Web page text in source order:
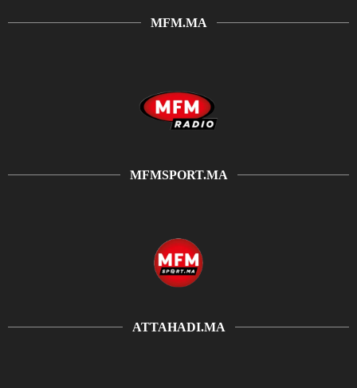
MFM.MA
MFMSPORT.MA
ATTAHADI.MA